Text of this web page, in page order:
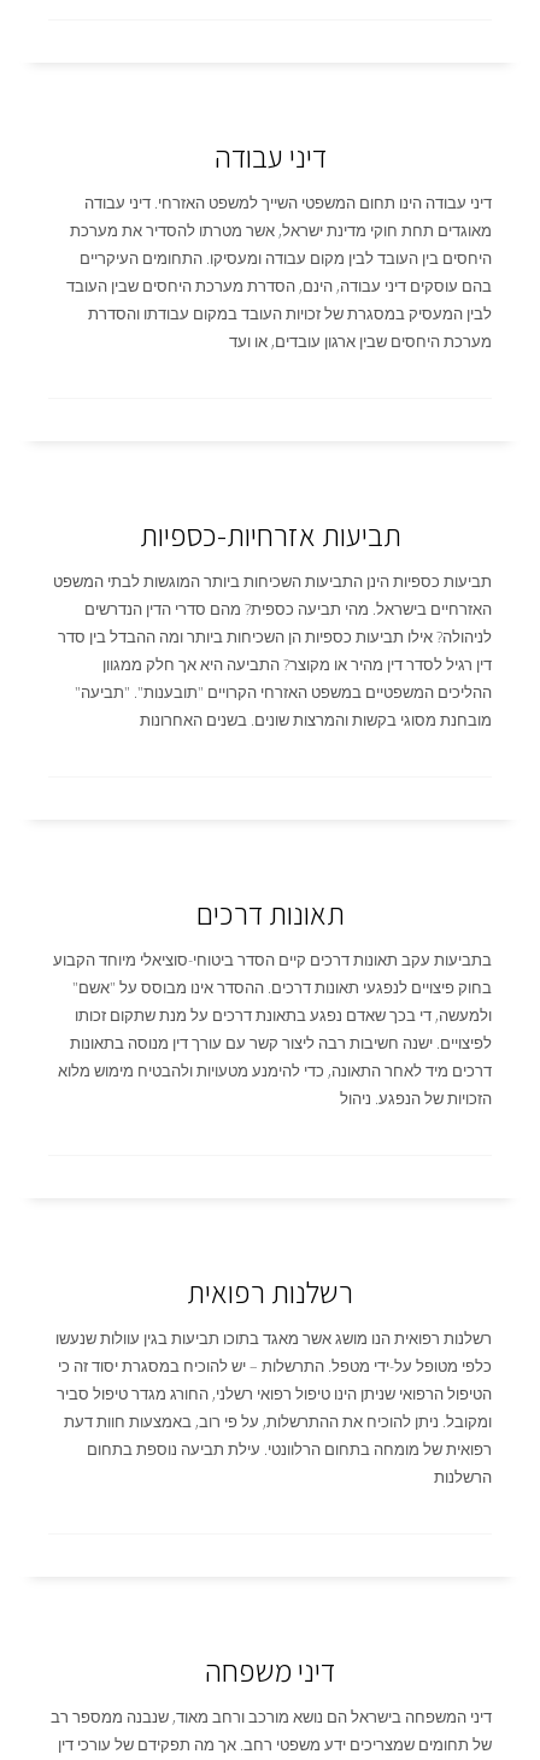
דיני עבודה
דיני עבודה הינו תחום המשפטי השייך למשפט האזרחי. דיני עבודה
מאוגדים תחת חוקי מדינת ישראל, אשר מטרתו להסדיר את מערכת
היחסים בין העובד לבין מקום עבודה ומעסיקו. התחומים העיקריים
בהם עוסקים דיני עבודה, הינם, הסדרת מערכת היחסים שבין העובד
לבין המעסיק במסגרת של זכויות העובד במקום עבודתו והסדרת
מערכת היחסים שבין ארגון עובדים, או ועד
תביעות אזרחיות-כספיות
תביעות כספיות הינן התביעות השכיחות ביותר המוגשות לבתי המשפט
האזרחיים בישראל. מהי תביעה כספית? מהם סדרי הדין הנדרשים
לניהולה? אילו תביעות כספיות הן השכיחות ביותר ומה ההבדל בין סדר
דין רגיל לסדר דין מהיר או מקוצר? התביעה היא אך חלק ממגוון
ההליכים המשפטיים במשפט האזרחי הקרויים "תובענות". "תביעה"
מובחנת מסוגי בקשות והמרצות שונים. בשנים האחרונות
תאונות דרכים
בתביעות עקב תאונות דרכים קיים הסדר ביטוחי-סוציאלי מיוחד הקבוע
בחוק פיצויים לנפגעי תאונות דרכים. ההסדר אינו מבוסס על "אשם"
ולמעשה, די בכך שאדם נפגע בתאונת דרכים על מנת שתקום זכותו
לפיצויים. ישנה חשיבות רבה ליצור קשר עם עורך דין מנוסה בתאונות
דרכים מיד לאחר התאונה, כדי להימנע מטעויות ולהבטיח מימוש מלוא
הזכויות של הנפגע. ניהול
רשלנות רפואית
רשלנות רפואית הנו מושג אשר מאגד בתוכו תביעות בגין עוולות שנעשו
כלפי מטופל על-ידי מטפל. התרשלות – יש להוכיח במסגרת יסוד זה כי
הטיפול הרפואי שניתן הינו טיפול רפואי רשלני, החורג מגדר טיפול סביר
ומקובל. ניתן להוכיח את ההתרשלות, על פי רוב, באמצעות חוות דעת
רפואית של מומחה בתחום הרלוונטי. עילת תביעה נוספת בתחום
הרשלנות
דיני משפחה
דיני המשפחה בישראל הם נושא מורכב ורחב מאוד, שנבנה ממספר רב
של תחומים שמצריכים ידע משפטי רחב. אך מה תפקידם של עורכי דין